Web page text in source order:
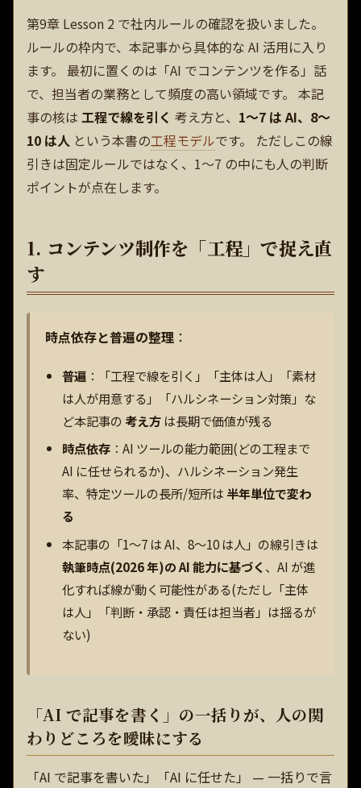
第9章 Lesson 2 で社内ルールの確認を扱いました。
ルールの枠内で、本記事から具体的な AI 活用に入り
ます。 最初に置くのは「AI でコンテンツを作る」話
で、担当者の業務として頻度の高い領域です。 本記
事の核は 工程で線を引く 考え方と、 1〜7 は AI、8〜
10 は人 という本書の工程モデルです。 ただしこの線
引きは固定ルールではなく、1〜7 の中にも人の判断
ポイントが点在します。
1. コンテンツ制作を「工程」で捉え直
す
時点依存と普遍の整理 ：
普遍 ：「工程で線を引く」「主体は人」「素材
は人が用意する」「ハルシネーション対策」な
ど本記事の 考え方 は長期で価値が残る
時点依存 ：AI ツールの能力範囲(どの工程まで
AI に任せられるか)、ハルシネーション発生
率、特定ツールの長所/短所は 半年単位で変わ
る
本記事の「1〜7 は AI、8〜10 は人」の線引きは
執筆時点(2026 年)の AI 能力に基づく 、AI が進
化すれば線が動く可能性がある(ただし「主体
は人」「判断・承認・責任は担当者」は揺るが
ない)
「AI で記事を書く」の一括りが、人の関
わりどころを曖昧にする
「AI で記事を書いた」「AI に任せた」 — 一括りで言